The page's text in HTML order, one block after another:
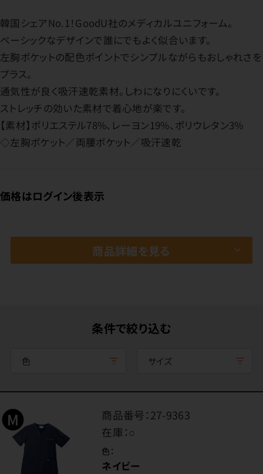
韓国シェアNo.1！GoodU社のメディカルユニフォーム。
ベーシックなデザインで誰にでもよく似合います。
左胸ポケットの配色ポイントでシンプルながらもおしゃれさを
プラス。
通気性が良く吸汗速乾素材。しわになりにくいです。
ストレッチの効いた素材で着心地が楽です。
【素材】ポリエステル78%、レーヨン19%、ポリウレタン3%
◇左胸ポケット／両腰ポケット／吸汗速乾
価格はログイン後表示
商品詳細を見る
条件で絞り込む
色 サイズ
商品番号：27-9363
在庫：○
色：
ネイビー